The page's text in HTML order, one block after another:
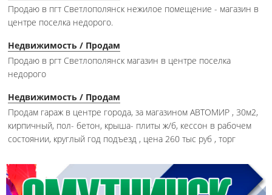
Продаю в пгт Светлополянск нежилое помещение - магазин в
центре поселка недорого.
Недвижимость / Продам
Продаю в ргт Светлополянск магазин в центре поселка
недорого
Недвижимость / Продам
Продам гараж в центре города, за магазином АВТОМИР , 30м2,
кирпичный, пол- бетон, крыша- плиты ж/б, кессон в рабочем
состоянии, круглый год подъезд , цена 260 тыс руб , торг